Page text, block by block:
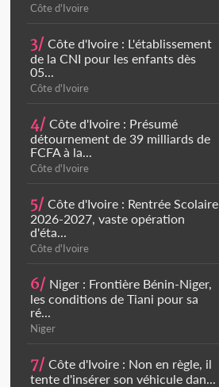
Côte d'Ivoire
3/ Côte d'Ivoire : L'établissement
de la CNI pour les enfants dès
05...
Côte d'Ivoire
4/ Côte d'Ivoire : Présumé
détournement de 39 milliards de
FCFA à la...
Côte d'Ivoire
5/ Côte d'Ivoire : Rentrée Scolaire
2026-2027, vaste opération
d'éta...
Côte d'Ivoire
6/ Niger : Frontière Bénin-Niger,
les conditions de Tiani pour sa
ré...
Niger
7/ Côte d'Ivoire : Non en règle, il
tente d'insérer son véhicule dan...